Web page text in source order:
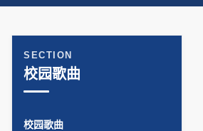
SECTION
校园歌曲
校园歌曲